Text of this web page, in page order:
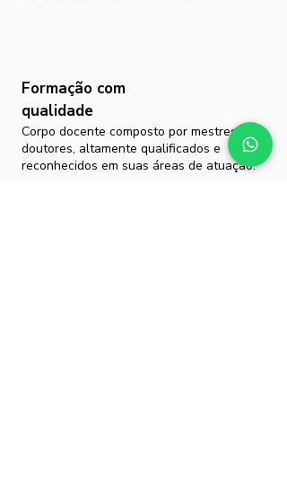
Formação com
qualidade
Corpo docente composto por mestres e
doutores, altamente qualificados e
reconhecidos em suas áreas de atuação.